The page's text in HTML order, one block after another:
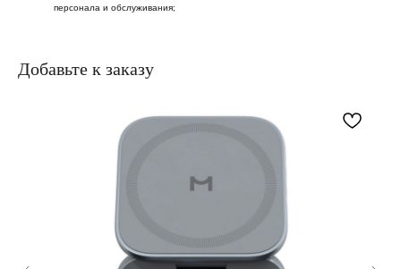
персонала и обслуживания;
Добавьте к заказу